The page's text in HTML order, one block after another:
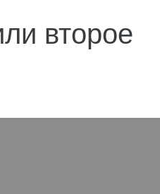
второе